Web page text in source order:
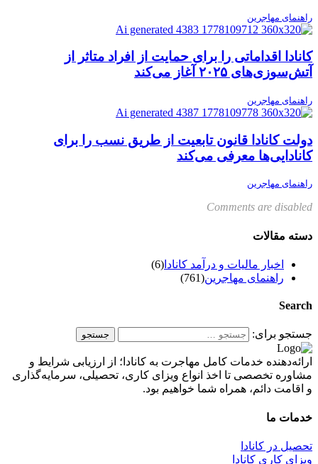
راهنمای مهاجرین
کانادا اقداماتی را برای حمایت از افراد متاثر از
آتش‌سوزی‌های ۲۰۲۵ آغاز می‌کند
راهنمای مهاجرین
دولت کانادا قانون تابعیت از طریق نسب را برای
کانادایی‌ها معرفی می‌کند
راهنمای مهاجرین
Comments are disabled
دسته مقالات
اخبار مالیات و درآمد کانادا (6)
راهنمای مهاجرین(761)
Search
جستجو برای:
ارائه‌دهنده خدمات کامل مهاجرت به کانادا؛ از ارزیابی شرایط و
مشاوره تخصصی تا اخذ انواع ویزای کاری، تحصیلی، سرمایه‌گذاری
و اقامت دائم، همراه شما خواهیم بود.
خدمات ما
تحصیل در کانادا
ویزای کاری کانادا